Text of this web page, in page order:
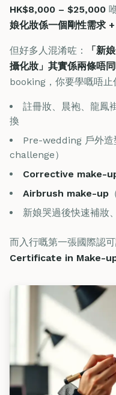
HK$8,000 – $25,000
娘化妝係一個剛性需求
但好多人混淆咗：
「新
攝化妝」其實係兩條唔同
booking，你要學嘅唔止
註冊妝、晨袍、龍
換
Pre-wedding 戶外造
challenge）
Corrective make-
Airbrush make-up
新娘哭過後快速補妝
而入行嘅第一張國際認
Certificate in Make-